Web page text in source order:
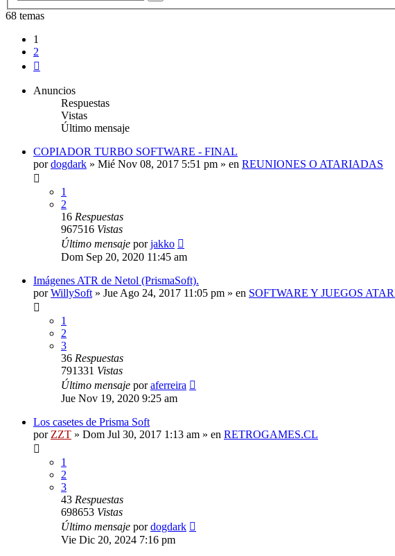
68 temas
1
2
Anuncios
Respuestas
Vistas
Último mensaje
COPIADOR TURBO SOFTWARE - FINAL
pordogdark » Mié Nov 08, 2017 5:51 pm » en REUNIONES O ATARIADAS
1
2
16 Respuestas
967516 Vistas
Último mensaje porjakko
Dom Sep 20, 2020 11:45 am
Imágenes ATR de Netol (PrismaSoft).
porWillySoft » Jue Ago 24, 2017 11:05 pm » en SOFTWARE Y JUEGOS
1
2
3
36 Respuestas
791331 Vistas
Último mensaje poraferreira
Jue Nov 19, 2020 9:25 am
Los casetes de Prisma Soft
por ZZT » Dom Jul 30, 2017 1:13 am » en RETROGAMES.CL
1
2
3
43 Respuestas
698653 Vistas
Último mensaje pordogdark
Vie Dic 20, 2024 7:16 pm